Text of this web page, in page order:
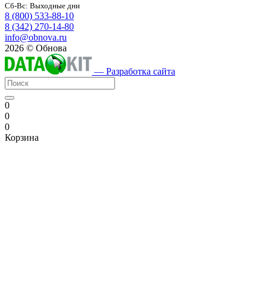
Сб-Вс: Выходные дни
8 (800) 533-88-10
8 (342) 270-14-80
info@obnova.ru
2026 © Обнова
— Разработка сайта
0
0
0
Корзина